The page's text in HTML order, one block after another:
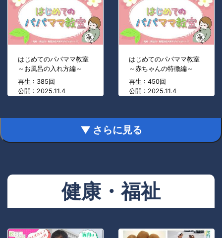
はじめてのパパママ教室
～お風呂の入れ方編～
再生 : 385回
公開 : 2025.11.4
はじめてのパパママ教室
～赤ちゃんの特徴編～
再生 : 450回
公開 : 2025.11.4
▼ さらに見る
健康・福祉